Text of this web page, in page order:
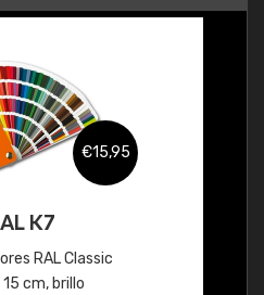
€15,95
K7
RAL Classic
15 cm, brillo